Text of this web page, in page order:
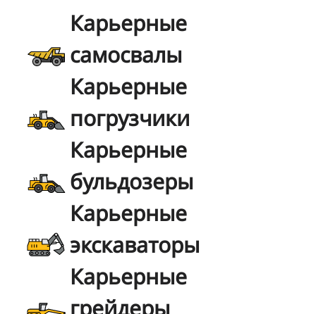
Карьерные
самосвалы
Карьерные
погрузчики
Карьерные
бульдозеры
Карьерные
экскаваторы
Карьерные
грейдеры